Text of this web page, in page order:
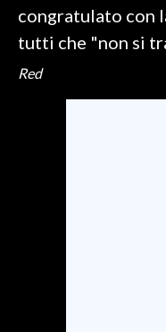
congratulato con
tutti che "non si
Red